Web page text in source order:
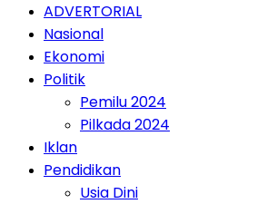
ADVERTORIAL
Nasional
Ekonomi
Politik
Pemilu 2024
Pilkada 2024
Iklan
Pendidikan
Usia Dini